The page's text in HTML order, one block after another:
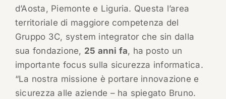
d’Aosta, Piemonte e Liguria. Questa l’area
territoriale di maggiore competenza del
Gruppo 3C, system integrator che sin dalla
sua fondazione, 25 anni fa, ha posto un
importante focus sulla sicurezza informatica.
“La nostra missione è portare innovazione e
sicurezza alle aziende – ha spiegato Bruno.